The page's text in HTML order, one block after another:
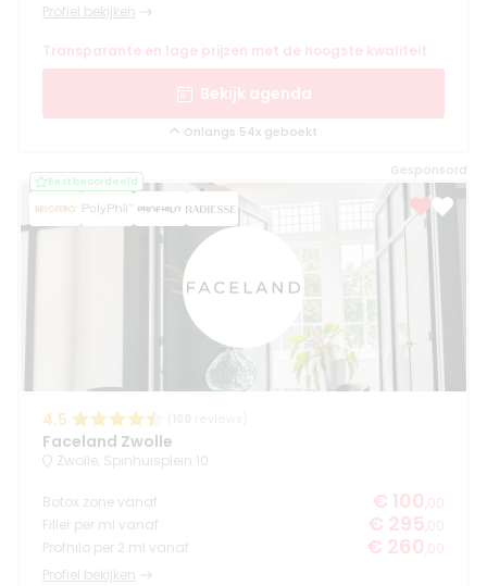
Profiel bekijken
Transparante en lage prijzen met de hoogste kwaliteit
Bekijk agenda
Onlangs 54x geboekt
Gesponsord
Best beoordeeld
4.5
Faceland Zwolle
Zwolle, Spinhuisplein 10
Botox zone vanaf € 100 ,00
Filler per ml vanaf
€ 295 ,00
Profhilo per 2 ml vanaf
€ 260 ,00
Profiel bekijken